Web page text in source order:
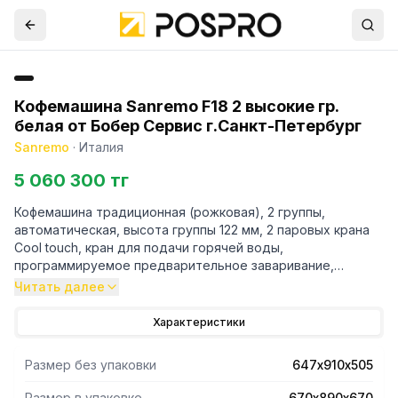
Кофемашина Sanremo F18 2 высокие гр.
белая от Бобер Сервис г.Санкт-Петербург
Sanremo · Италия
5 060 300 тг
Кофемашина традиционная (рожковая), 2 группы,
автоматическая, высота группы 122 мм, 2 паровых крана
Cool touch, кран для подачи горячей воды,
программируемое предварительное заваривание,
сенсорный дисплей для контроля и отображения всех
параметров группы, независимая настройка температуры
для чашек, программируемое включение/выключение,
подсветка, система мультибойлер: бойлер для пара 8.6л
Читать далее
Характеристики
Размер без упаковки 647х910х505